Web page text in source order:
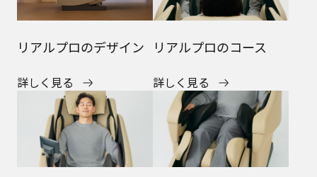
リアルプロのデザイン
詳しく見る
リアルプロのコース
詳しく見る